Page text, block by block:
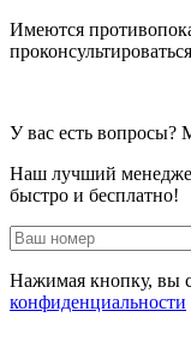
Имеются
У вас есть
Наш лучший
быстро и бесплатно!
Нажимая кнопку, вы
конфиденциальности